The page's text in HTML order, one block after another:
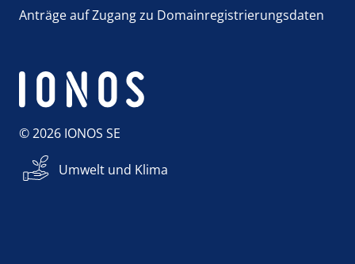
Anträge auf Zugang zu Domainregistrierungsdaten
© 2026 IONOS SE
Umwelt und Klima